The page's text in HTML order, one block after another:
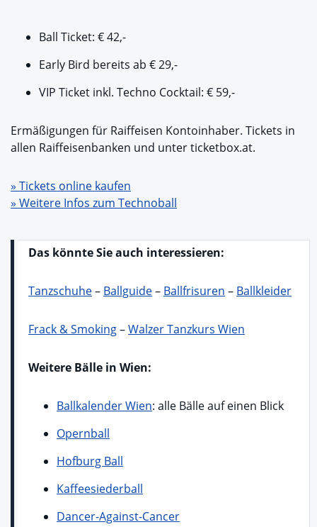
Ball Ticket: € 42,-
Early Bird bereits ab € 29,-
VIP Ticket inkl. Techno Cocktail: € 59,-
Ermäßigungen für Raiffeisen Kontoinhaber. Tickets in
allen Raiffeisenbanken und unter ticketbox.at.
» Tickets online kaufen
» Weitere Infos zum Technoball
Das könnte Sie auch interessieren:
Tanzschuhe– Ballguide– Ballfrisuren – Ballkleider
Frack & Smoking–Walzer Tanzkurs Wien
Weitere Bälle in Wien:
Ballkalender Wien: alle Bälle auf einen Blick
Opernball
Hofburg Ball
Kaffeesiederball
Dancer-Against-Cancer